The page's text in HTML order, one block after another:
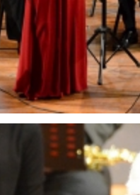
Natale - Orchestra
Musica
Gian Carlo